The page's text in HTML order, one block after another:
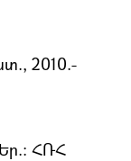
2010.-
ՀՌՀ